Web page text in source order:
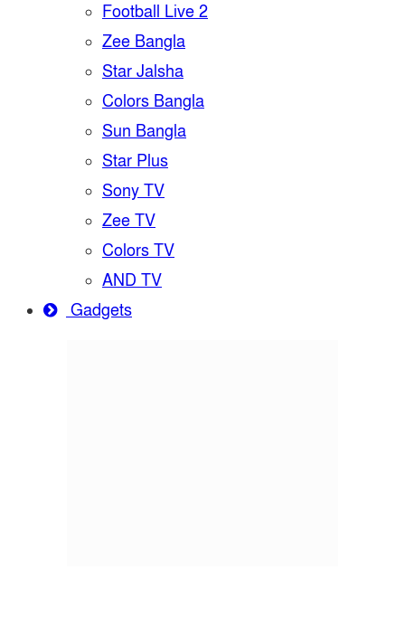
Football Live 2
Zee Bangla
Star Jalsha
Colors Bangla
Sun Bangla
Star Plus
Sony TV
Zee TV
Colors TV
AND TV
Gadgets